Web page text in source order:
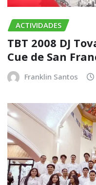
ACTIVIDADES
TBT 2008 DJ
Cue de San
Franklin Santos